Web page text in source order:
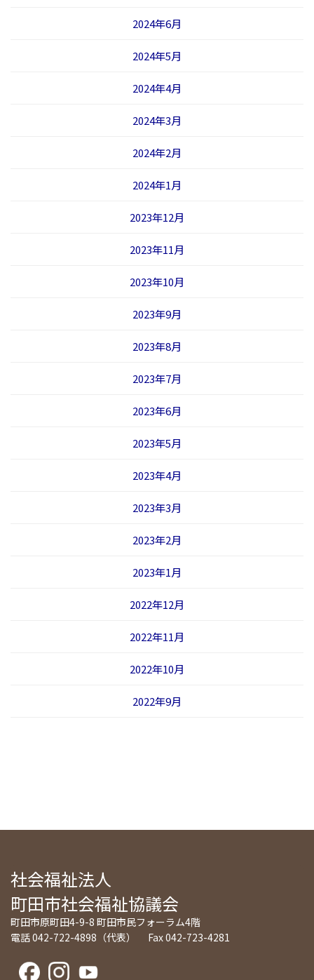
2024年6月
2024年5月
2024年4月
2024年3月
2024年2月
2024年1月
2023年12月
2023年11月
2023年10月
2023年9月
2023年8月
2023年7月
2023年6月
2023年5月
2023年4月
2023年3月
2023年2月
2023年1月
2022年12月
2022年11月
2022年10月
2022年9月
社会福祉法人
町田市社会福祉協議会
町田市原町田4-9-8 町田市民フォーラム4階
電話 042-722-4898（代表） Fax 042-723-4281